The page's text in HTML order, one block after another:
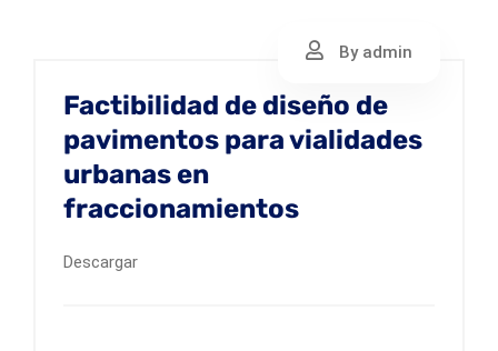
By admin
Factibilidad de diseño de
pavimentos para vialidades
urbanas en
fraccionamientos
Descargar